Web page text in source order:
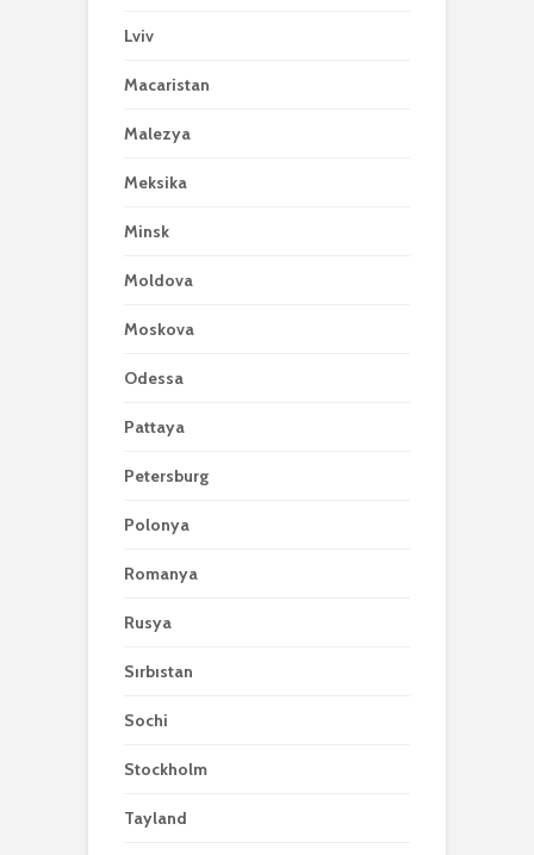
Lviv
Macaristan
Malezya
Meksika
Minsk
Moldova
Moskova
Odessa
Pattaya
Petersburg
Polonya
Romanya
Rusya
Sırbıstan
Sochi
Stockholm
Tayland